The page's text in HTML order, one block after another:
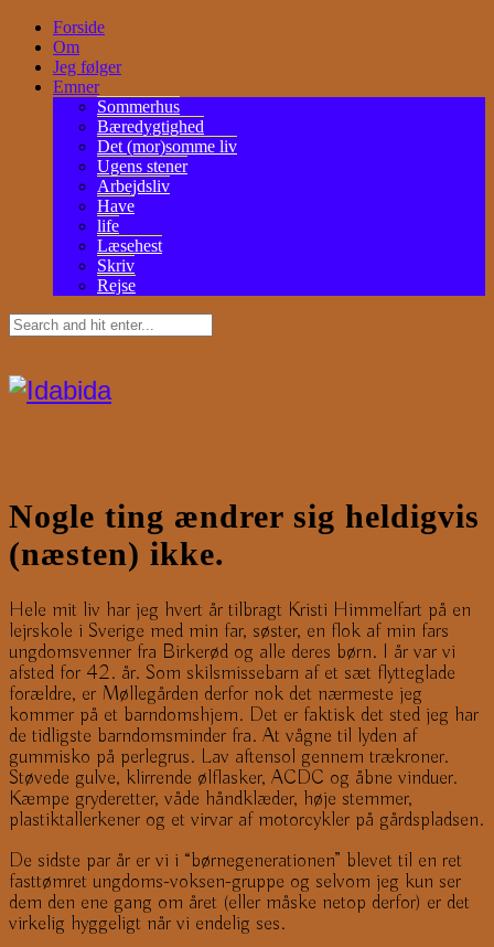
Forside
Om
Jeg følger
Emner
Sommerhus
Bæredygtighed
Det (mor)somme liv
Ugens stener
Arbejdsliv
Have
life
Læsehest
Skriv
Rejse
Nogle ting ændrer sig heldigvis
(næsten) ikke.
Hele mit liv har jeg hvert år tilbragt Kristi Himmelfart på en
lejrskole i Sverige med min far, søster, en flok af min fars
ungdomsvenner fra Birkerød og alle deres børn. I år var vi
afsted for 42. år. Som skilsmissebarn af et sæt flytteglade
forældre, er Møllegården derfor nok det nærmeste jeg
kommer på et barndomshjem. Det er faktisk det sted jeg har
de tidligste barndomsminder fra. At vågne til lyden af
gummisko på perlegrus. Lav aftensol gennem trækroner.
Støvede gulve, klirrende ølflasker, ACDC og åbne vinduer.
Kæmpe gryderetter, våde håndklæder, høje stemmer,
plastiktallerkener og et virvar af motorcykler på gårdspladsen.
De sidste par år er vi i “børnegenerationen” blevet til en ret
fasttømret ungdoms-voksen-gruppe og selvom jeg kun ser
dem den ene gang om året (eller måske netop derfor) er det
virkelig hyggeligt når vi endelig ses.